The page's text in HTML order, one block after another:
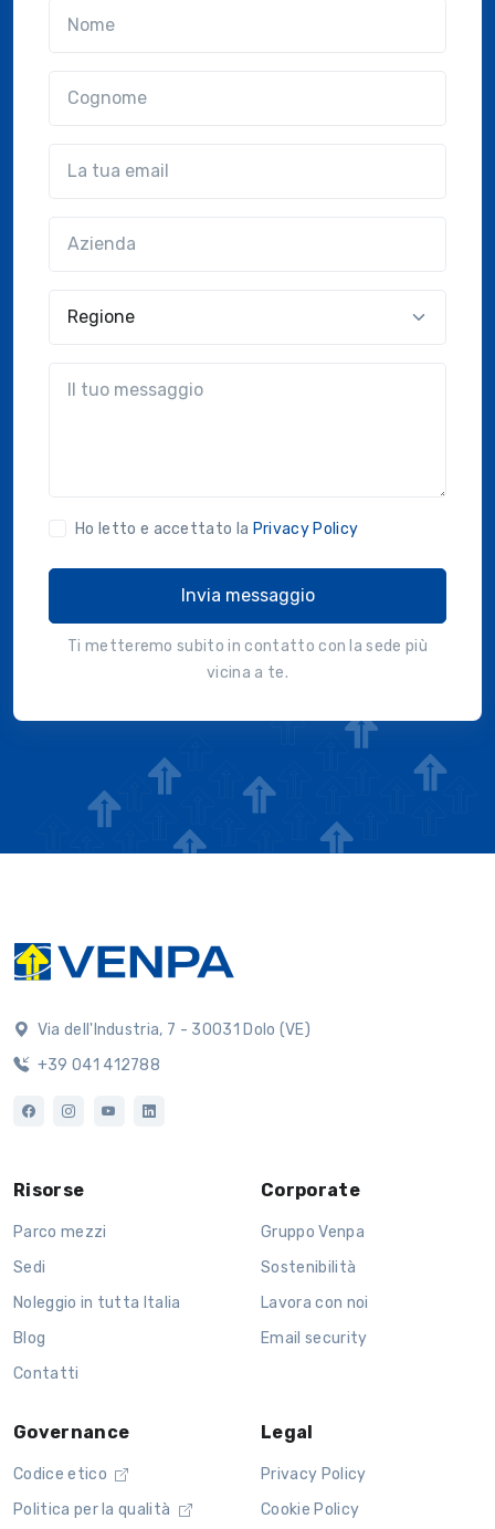
Ho letto e accettato la Privacy Policy
Invia messaggio
Ti metteremo subito in contatto con la sede più
vicina a te.
Via dell'Industria, 7 - 30031 Dolo (VE)
+39 041 412788
Risorse
Parco mezzi
Sedi
Noleggio in tutta Italia
Blog
Contatti
Corporate
Gruppo Venpa
Sostenibilità
Lavora con noi
Email security
Governance
Codice etico
Politica per la qualità
Legal
Privacy Policy
Cookie Policy